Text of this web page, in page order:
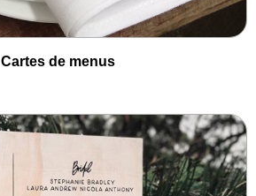
Cartes de menus